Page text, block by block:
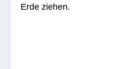
Erde ziehen.